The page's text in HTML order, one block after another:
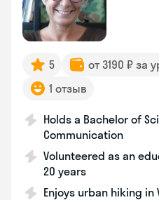
5 от 3190 ₽ за
1 отзыв
Holds a Bachelor of
Communication
Volunteered as an
20 years
Enjoys urban hiking in